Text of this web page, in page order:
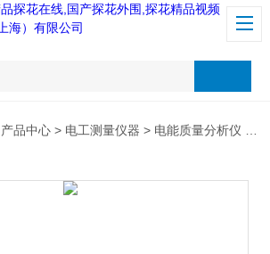
探花在线,国产探花外围,探花精品视频
产品中心 > 电工测量仪器 > 电能质量分析仪